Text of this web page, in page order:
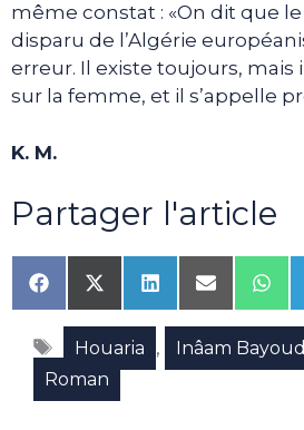
même constat : «On dit que
disparu de l’Algérie
erreur. Il existe toujours, mais
sur la femme, et il s’appelle
K. M.
Partager l'article
Share
on
Facebook
Share
on
X
(Twitter)
Share
on
LinkedIn
Share
on
Email
on
Étiquettes
Houaria , Inâam Bayoud
Roman